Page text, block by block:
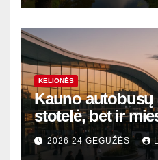
KELIONĖS
Kauno autobusų
stotelė, bet ir
modernūs vartai
sostinę
2026 24 GEGUŽĖS